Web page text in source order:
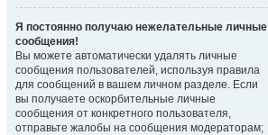
Я постоянно получаю нежелательные личные
сообщения!
Вы можете автоматически удалять личные
сообщения пользователей, используя правила
для сообщений в вашем личном разделе. Если
вы получаете оскорбительные личные
сообщения от конкретного пользователя,
отправьте жалобы на сообщения модераторам;